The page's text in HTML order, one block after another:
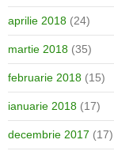
aprilie 2018 (24)
martie 2018 (35)
februarie 2018 (15)
ianuarie 2018 (17)
decembrie 2017 (17)